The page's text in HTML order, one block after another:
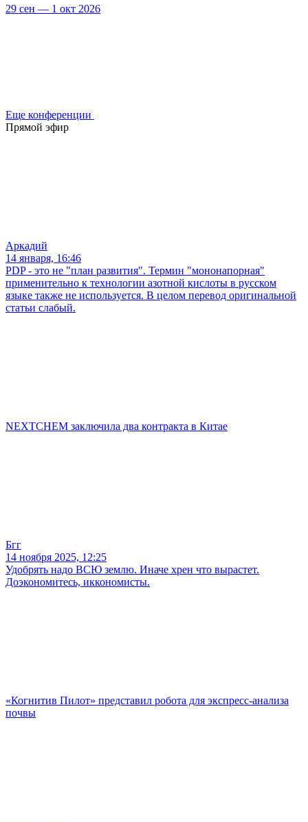
29 сен — 1 окт 2026
Еще конференции
Прямой эфир
Аркадий
14 января, 16:46
PDP - это не "план развития". Термин "мононапорная"
применительно к технологии азотной кислоты в русском
языке также не используется. В целом перевод оригинальной
статьи слабый.
NEXTCHEM заключила два контракта в Китае
Бгг
14 ноября 2025, 12:25
Удобрять надо ВСЮ землю. Иначе хрен что вырастет.
Доэкономитесь, иккономисты.
«Когнитив Пилот» представил робота для экспресс-анализа
почвы